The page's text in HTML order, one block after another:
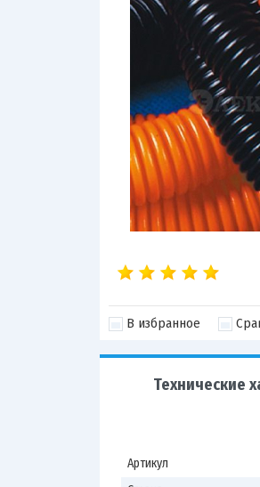
В избранное
Технические
Артикул